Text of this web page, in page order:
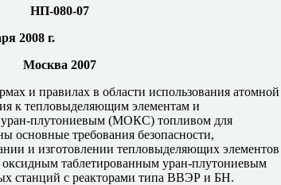
НП-080-07
2008 г.
Москва 2007
и правилах в области использования атомной
к тепловыделяющим элементам и
плутониевым (МОКС) топливом для
основные требования безопасности,
и изготовлении тепловыделяющих элементов
таблетированным уран-плутониевым
станций с реакторами типа ВВЭР и БН.